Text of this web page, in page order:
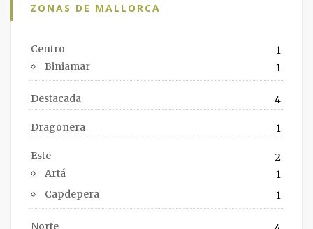
ZONAS DE MALLORCA
Centro
1
Biniamar
1
Destacada 4
Dragonera 1
Este
2
Artá
1
Capdepera
1
Norte